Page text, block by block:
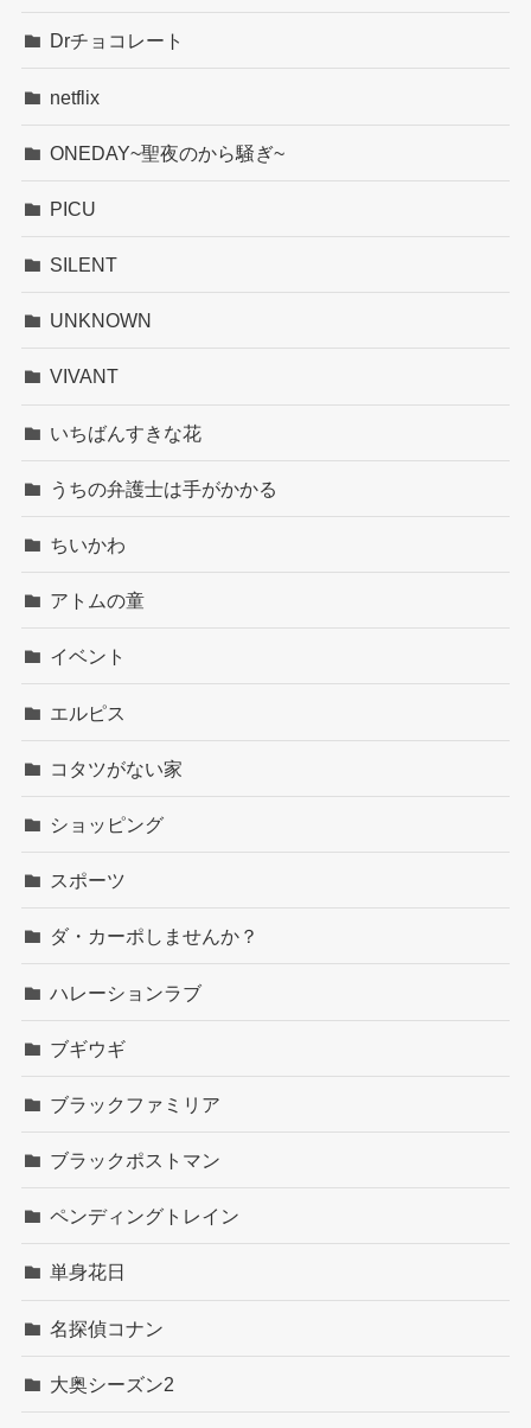
Drチョコレート
netflix
ONEDAY~聖夜のから騒ぎ~
PICU
SILENT
UNKNOWN
VIVANT
いちばんすきな花
うちの弁護士は手がかかる
ちいかわ
アトムの童
イベント
エルピス
コタツがない家
ショッピング
スポーツ
ダ・カーポしませんか？
ハレーションラブ
ブギウギ
ブラックファミリア
ブラックポストマン
ペンディングトレイン
単身花日
名探偵コナン
大奥シーズン2